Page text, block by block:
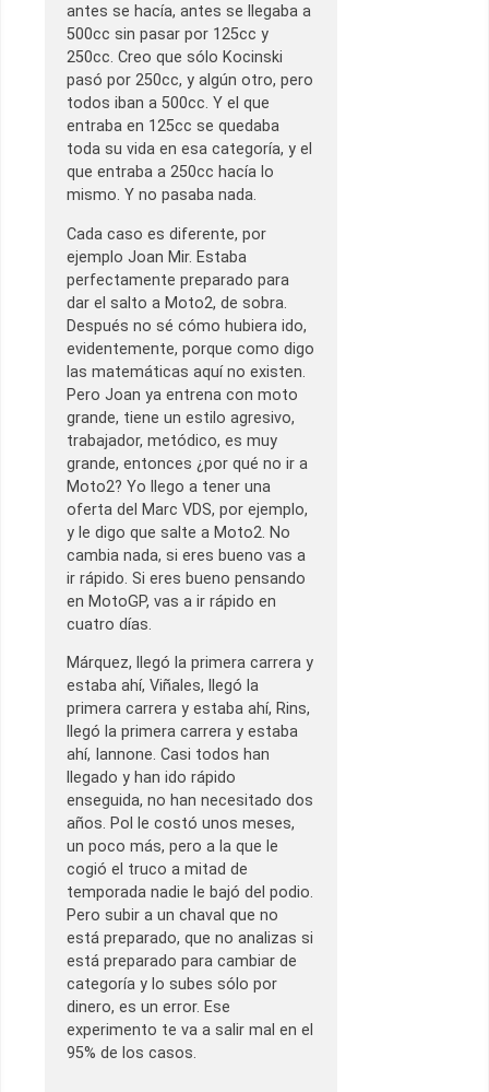
antes se hacía, antes se llegaba a
500cc sin pasar por 125cc y
250cc. Creo que sólo Kocinski
pasó por 250cc, y algún otro, pero
todos iban a 500cc. Y el que
entraba en 125cc se quedaba
toda su vida en esa categoría, y el
que entraba a 250cc hacía lo
mismo. Y no pasaba nada.
Cada caso es diferente, por
ejemplo Joan Mir. Estaba
perfectamente preparado para
dar el salto a Moto2, de sobra.
Después no sé cómo hubiera ido,
evidentemente, porque como digo
las matemáticas aquí no existen.
Pero Joan ya entrena con moto
grande, tiene un estilo agresivo,
trabajador, metódico, es muy
grande, entonces ¿por qué no ir a
Moto2? Yo llego a tener una
oferta del Marc VDS, por ejemplo,
y le digo que salte a Moto2. No
cambia nada, si eres bueno vas a
ir rápido. Si eres bueno pensando
en MotoGP, vas a ir rápido en
cuatro días.
Márquez, llegó la primera carrera y
estaba ahí, Viñales, llegó la
primera carrera y estaba ahí, Rins,
llegó la primera carrera y estaba
ahí, Iannone. Casi todos han
llegado y han ido rápido
enseguida, no han necesitado dos
años. Pol le costó unos meses,
un poco más, pero a la que le
cogió el truco a mitad de
temporada nadie le bajó del podio.
Pero subir a un chaval que no
está preparado, que no analizas si
está preparado para cambiar de
categoría y lo subes sólo por
dinero, es un error. Ese
experimento te va a salir mal en el
95% de los casos.